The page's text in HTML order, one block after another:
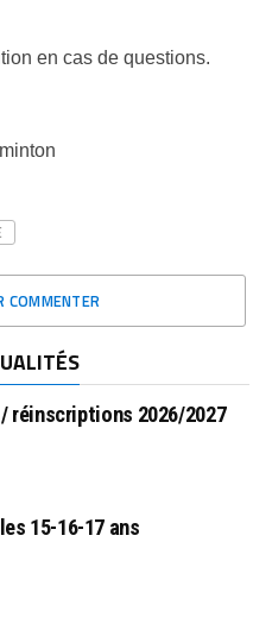
en cas de questions.
COMMENTER
réinscriptions 2026/2027
15-16-17 ans